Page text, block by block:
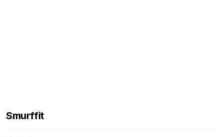
Smurffit